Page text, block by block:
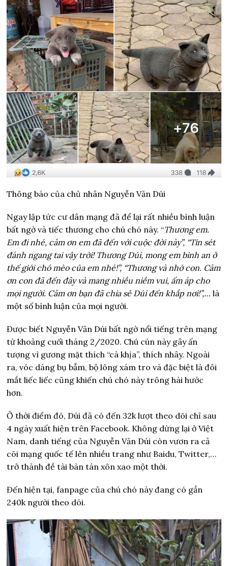
Thông báo của chủ nhân Nguyễn Văn Dúi
Ngay lập tức cư dân mạng đã để lại rất nhiều bình luận
bất ngờ và tiếc thương cho chú chó này. “Thương em.
Em đi nhé, cảm ơn em đã đến với cuộc đời này”, “Tin sét
đánh ngang tai vậy trời! Thương Dúi, mong em bình an ở
thế giới chó mèo của em nhé!”, “Thương và nhớ con. Cảm
ơn con đã đến đây và mang nhiều niềm vui, ấm áp cho
mọi người. Cảm ơn bạn đã chia sẻ Dúi đến khắp nơi!”,… là
một số bình luận của mọi người.
Được biết Nguyễn Văn Dúi bất ngờ nổi tiếng trên mạng
từ khoảng cuối tháng 2/2020. Chú cún này gây ấn
tượng vì gương mặt thích “cà khịa”, thích nhây. Ngoài
ra, vóc dáng bụ bẫm, bộ lông xám tro và đặc biệt là đôi
mắt liếc liếc cũng khiến chú chó này trông hài hước
hơn.
Ở thời điểm đó, Dúi đã có đến 32k lượt theo dõi chỉ sau
4 ngày xuất hiện trên Facebook. Không dừng lại ở Việt
Nam, danh tiếng của Nguyễn Văn Dúi còn vươn ra cả
cõi mạng quốc tế lên nhiều trang như Baidu, Twitter,…
trở thành đề tài bàn tán xôn xao một thời.
Đến hiện tại, fanpage của chú chó này đang có gần
240k người theo dõi.